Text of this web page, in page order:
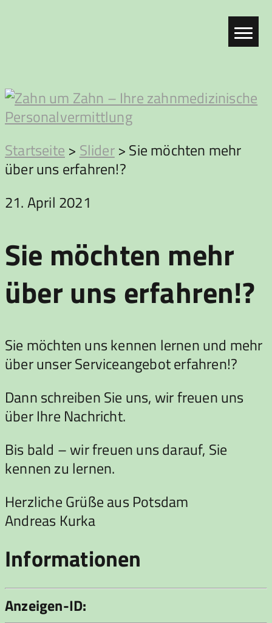
Zahn
um
Zahn
Startseite > Slider>Sie möchten mehr
über uns erfahren!?
21. April 2021
Sie möchten mehr
über uns erfahren!?
Sie möchten uns kennen lernen und mehr
über unser Serviceangebot erfahren!?
Dann schreiben Sie uns, wir freuen uns
über Ihre Nachricht.
Bis bald – wir freuen uns darauf, Sie
kennen zu lernen.
Herzliche Grüße aus Potsdam
Andreas Kurka
Informationen
Anzeigen-ID: